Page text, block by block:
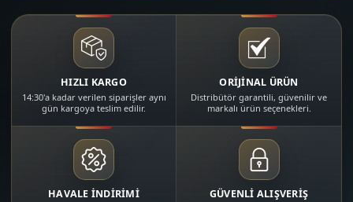
HIZLI KARGO
14:30'a kadar verilen siparişler aynı
gün kargoya teslim edilir.
ORİJİNAL ÜRÜN
Distribütör garantili, güvenilir ve
markalı ürün seçenekleri.
HAVALE İNDİRİMİ GÜVENLİ ALIŞVERİŞ